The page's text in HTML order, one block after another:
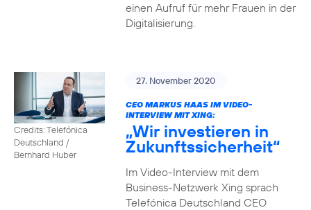
einen Aufruf für mehr Frauen in der
Digitalisierung.
Credits: Telefónica
Deutschland /
Bernhard Huber
27. November 2020
CEO MARKUS HAAS IM VIDEO-
INTERVIEW MIT XING:
„Wir investieren in
Zukunftssicherheit“
Im Video-Interview mit dem
Business-Netzwerk Xing sprach
Telefónica Deutschland CEO